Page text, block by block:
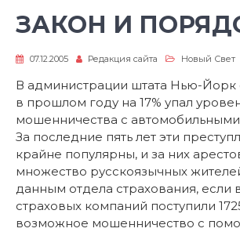
ЗАКОН И
07.12.2005 Редакция сайта Новый Свет
В администрации штата Нью-Йорк
в прошлом году на 17% упал
мошенничества с
За последние пять лет эти
крайне популярны, и за них
множество русскоязычных
данным отдела страхования, если
страховых компаний поступили
возможное мошенничество с